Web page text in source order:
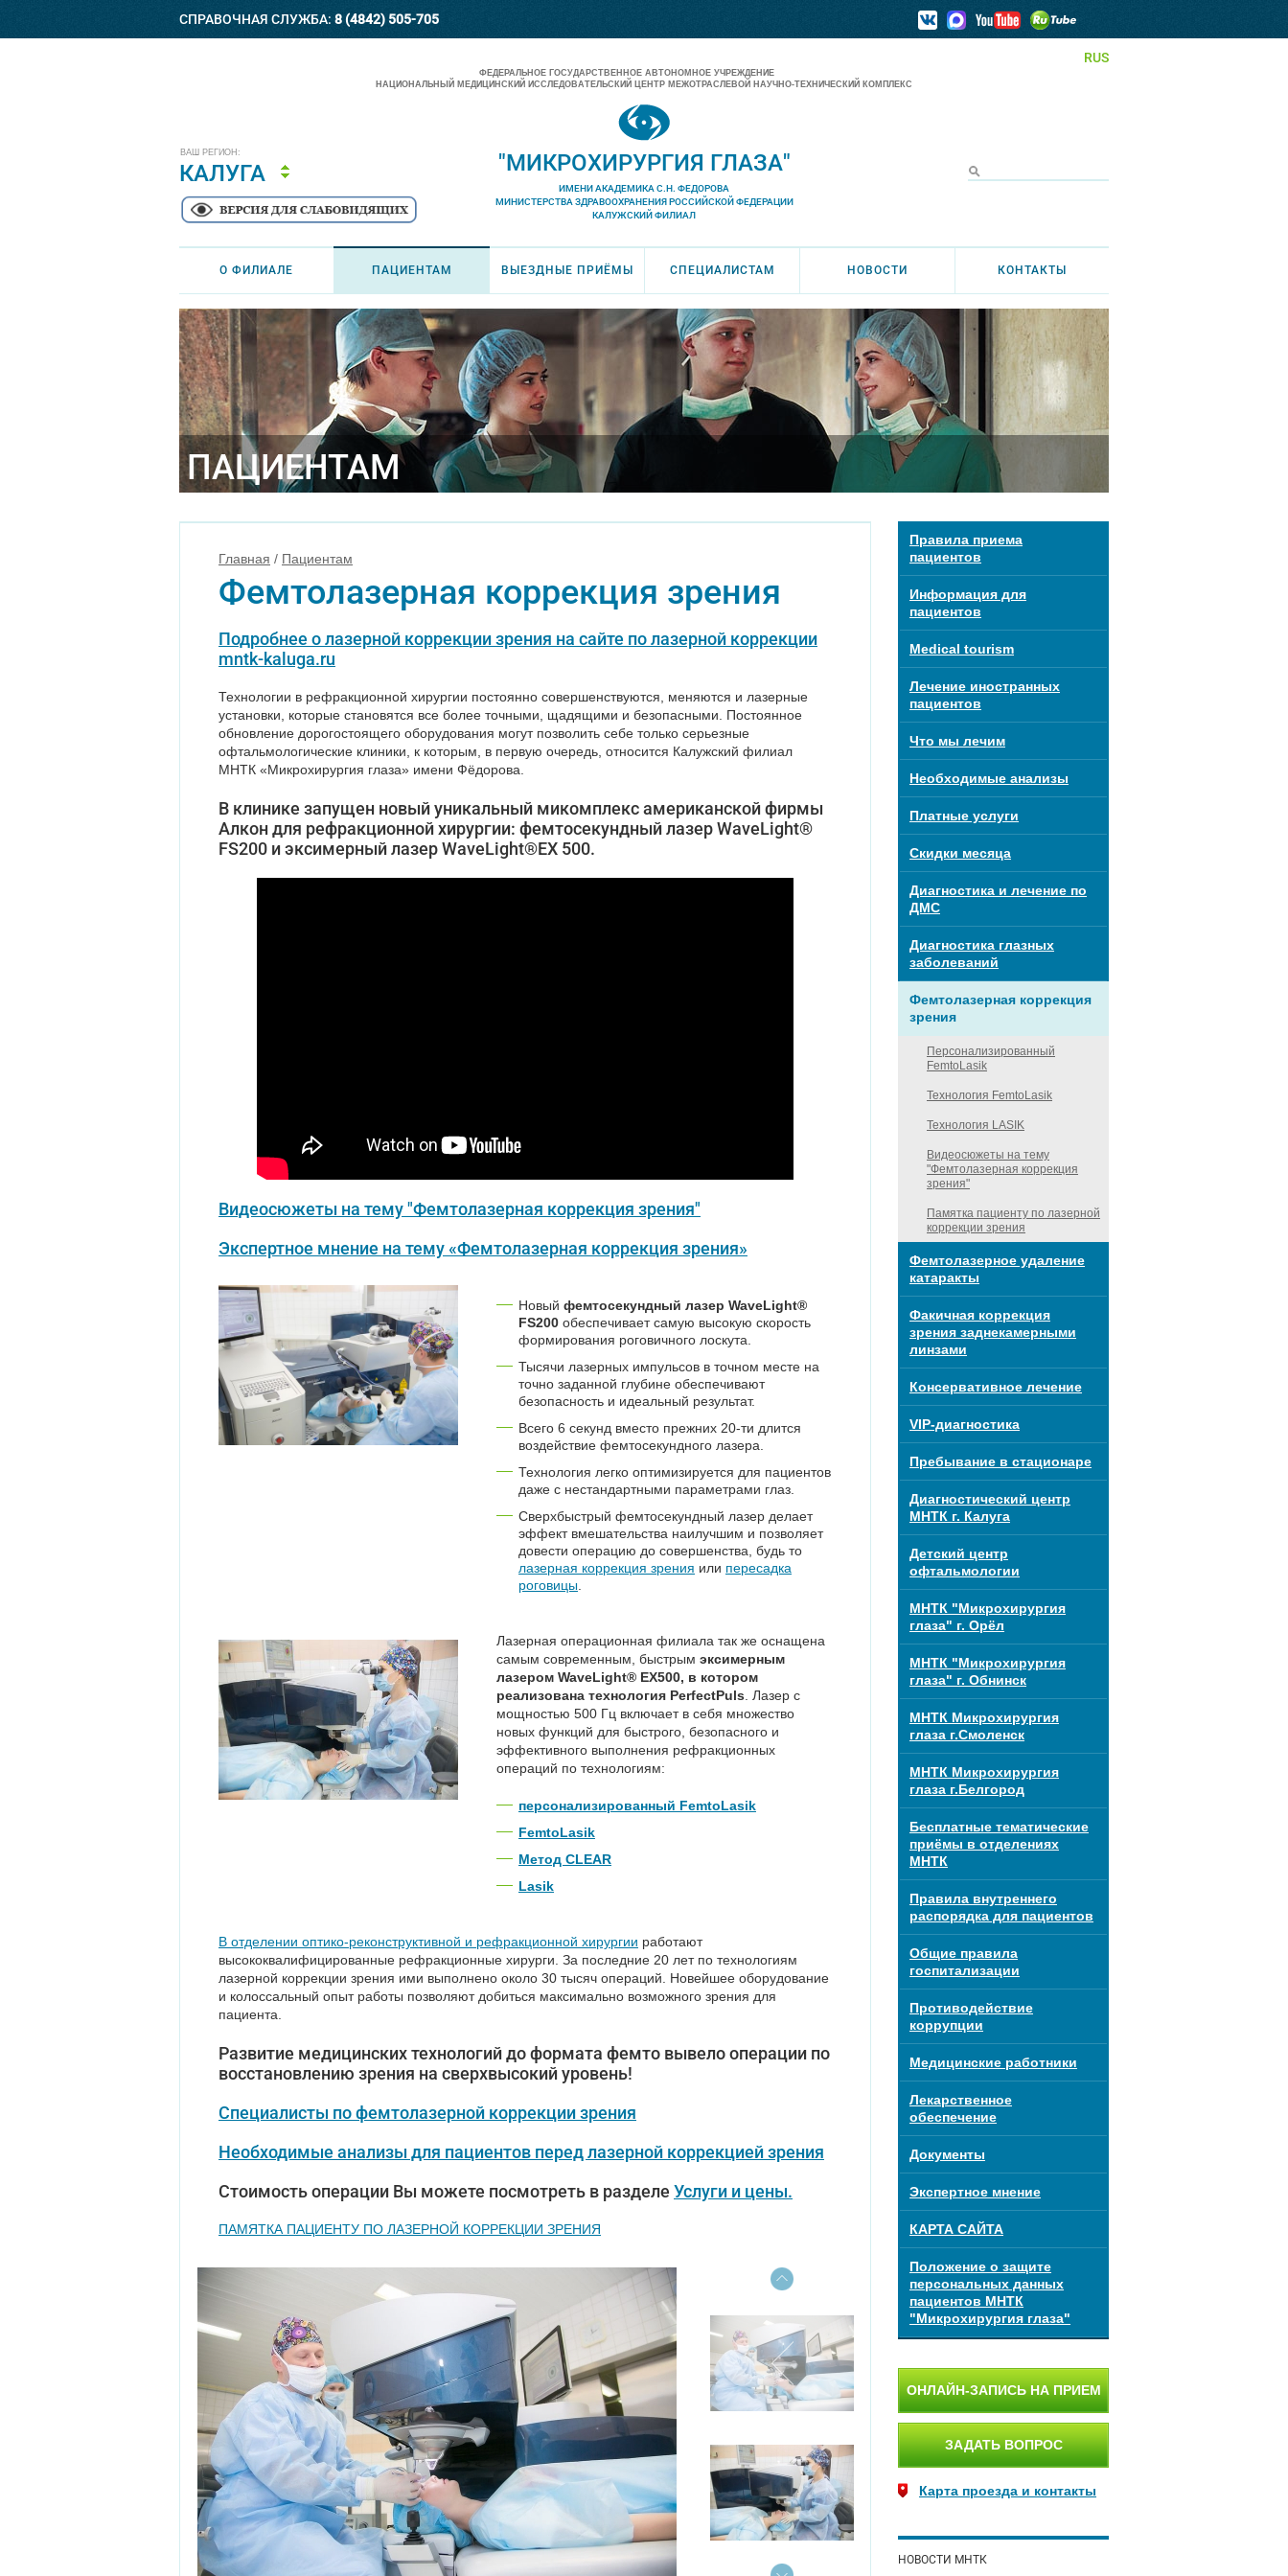
СПРАВОЧНАЯ СЛУЖБА: 8 (4842) 505-705
RUS
ВАШ РЕГИОН:
КАЛУГА
ФЕДЕРАЛЬНОЕ ГОСУДАРСТВЕННОЕ АВТОНОМНОЕ УЧРЕЖДЕНИЕ
НАЦИОНАЛЬНЫЙ МЕДИЦИНСКИЙ ИССЛЕДОВАТЕЛЬСКИЙ ЦЕНТР МЕЖОТРАСЛЕВОЙ НАУЧНО-ТЕХНИЧЕСКИЙ КОМПЛЕКС
"МИКРОХИРУРГИЯ ГЛАЗА"
ИМЕНИ АКАДЕМИКА С.Н. ФЕДОРОВА
МИНИСТЕРСТВА ЗДРАВООХРАНЕНИЯ РОССИЙСКОЙ ФЕДЕРАЦИИ
КАЛУЖСКИЙ ФИЛИАЛ
О ФИЛИАЛЕ ПАЦИЕНТАМ ВЫЕЗДНЫЕ ПРИЁМЫ СПЕЦИАЛИСТАМ НОВОСТИ КОНТАКТЫ
ПАЦИЕНТАМ
Главная / Пациентам
Фемтолазерная коррекция зрения
Подробнее о лазерной коррекции зрения на сайте по лазерной коррекции
mntk-kaluga.ru
Технологии в рефракционной хирургии постоянно совершенствуются, меняются и лазерные
установки, которые становятся все более точными, щадящими и безопасными. Постоянное
обновление дорогостоящего оборудования могут позволить себе только серьезные
офтальмологические клиники, к которым, в первую очередь, относится Калужский филиал
МНТК «Микрохирургия глаза» имени Фёдорова.
В клинике запущен новый уникальный микомплекс американской фирмы
Алкон для рефракционной хирургии: фемтосекундный лазер WaveLight®
FS200 и эксимерный лазер WaveLight®EX 500.
Видеосюжеты на тему "Фемтолазерная коррекция зрения"
Экспертное мнение на тему «Фемтолазерная коррекция зрения»
Новый фемтосекундный лазер WaveLight®
FS200 обеспечивает самую высокую скорость
формирования роговичного лоскута.
Тысячи лазерных импульсов в точном месте на
точно заданной глубине обеспечивают
безопасность и идеальный результат.
Всего 6 секунд вместо прежних 20-ти длится
воздействие фемтосекундного лазера.
Технология легко оптимизируется для пациентов
даже с нестандартными параметрами глаз.
Сверхбыстрый фемтосекундный лазер делает
эффект вмешательства наилучшим и позволяет
довести операцию до совершенства, будь то
лазерная коррекция зрения или пересадка
роговицы
Лазерная операционная филиала так же оснащена
самым современным, быстрым эксимерным
лазером WaveLight® ЕХ500, в котором
реализована технология PerfectPuls . Лазер с
мощностью 500 Гц включает в себя множество
новых функций для быстрого, безопасного и
эффективного выполнения рефракционных
операций по технологиям:
персонализированный FemtoLasik
FemtoLasik
Метод CLEAR
Lasik
В отделении оптико-реконструктивной и рефракционной хирургии работают
высококвалифицированные рефракционные хирурги. За последние 20 лет по технологиям
лазерной коррекции зрения ими выполнено около 30 тысяч операций. Новейшее оборудование
и колоссальный опыт работы позволяют добиться максимально возможного зрения для
пациента.
Развитие медицинских технологий до формата фемто вывело операции по
восстановлению зрения на сверхвысокий уровень!
Специалисты по фемтолазерной коррекции зрения
Необходимые анализы для пациентов перед лазерной коррекцией зрения
Стоимость операции Вы можете посмотреть в разделе Услуги и цены.
ПАМЯТКА ПАЦИЕНТУ ПО ЛАЗЕРНОЙ КОРРЕКЦИИ ЗРЕНИЯ
Правила приема
пациентов
Информация для
пациентов
Medical tourism
Лечение иностранных
пациентов
Что мы лечим
Необходимые анализы
Платные услуги
Скидки месяца
Диагностика и лечение по
ДМС
Диагностика глазных
заболеваний
Фемтолазерная коррекция
зрения
Персонализированный
FemtoLasik
Технология FemtoLasik
Технология LASIK
Видеосюжеты на тему
"Фемтолазерная коррекция
зрения"
Памятка пациенту по лазерной
коррекции зрения
Фемтолазерное удаление
катаракты
Факичная коррекция
зрения заднекамерными
линзами
Консервативное лечение
VIP-диагностика
Пребывание в стационаре
Диагностический центр
МНТК г. Калуга
Детский центр
офтальмологии
МНТК "Микрохирургия
глаза" г. Орёл
МНТК "Микрохирургия
глаза" г. Обнинск
МНТК Микрохирургия
глаза г.Смоленск
МНТК Микрохирургия
глаза г.Белгород
Бесплатные тематические
приёмы в отделениях
МНТК
Правила внутреннего
распорядка для пациентов
Общие правила
госпитализации
Противодействие
коррупции
Медицинские работники
Лекарственное
обеспечение
Документы
Экспертное мнение
КАРТА САЙТА
Положение о защите
персональных данных
пациентов МНТК
"Микрохирургия глаза"
ОНЛАЙН-ЗАПИСЬ НА ПРИЕМ
ЗАДАТЬ ВОПРОС
Карта проезда и контакты
НОВОСТИ МНТК